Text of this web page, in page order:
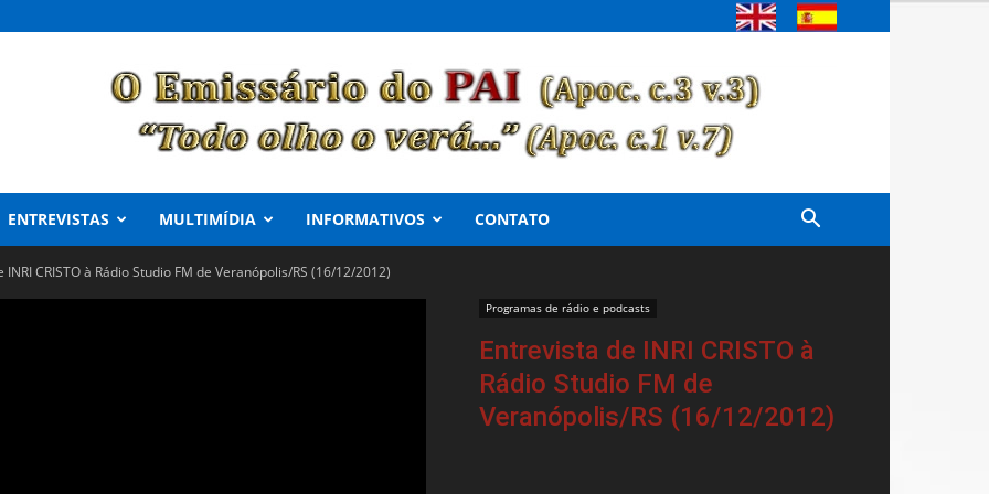
ENTREVISTAS MULTIMÍDIA INFORMATIVOS CONTATO
INRI CRISTO à Rádio Studio FM de Veranópolis/RS (16/12/2012)
Programas de rádio e podcasts
Entrevista de INRI CRISTO à
Rádio Studio FM de
Veranópolis/RS (16/12/2012)